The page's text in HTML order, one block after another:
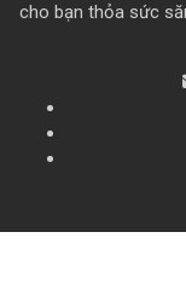
cho bạn thỏa sức